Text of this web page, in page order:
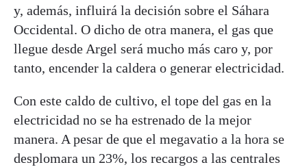
y, además, influirá la decisión sobre el Sáhara
Occidental. O dicho de otra manera, el gas que
llegue desde Argel será mucho más caro y, por
tanto, encender la caldera o generar electricidad.
Con este caldo de cultivo, el tope del gas en la
electricidad no se ha estrenado de la mejor
manera. A pesar de que el megavatio a la hora se
desplomara un 23%, los recargos a las centrales